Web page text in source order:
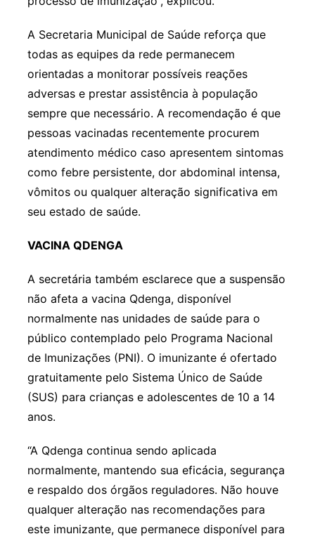
A Secretaria Municipal de Saúde reforça que
todas as equipes da rede permanecem
orientadas a monitorar possíveis reações
adversas e prestar assistência à população
sempre que necessário. A recomendação é que
pessoas vacinadas recentemente procurem
atendimento médico caso apresentem sintomas
como febre persistente, dor abdominal intensa,
vômitos ou qualquer alteração significativa em
seu estado de saúde.
VACINA QDENGA
A secretária também esclarece que a suspensão
não afeta a vacina Qdenga, disponível
normalmente nas unidades de saúde para o
público contemplado pelo Programa Nacional
de Imunizações (PNI). O imunizante é ofertado
gratuitamente pelo Sistema Único de Saúde
(SUS) para crianças e adolescentes de 10 a 14
anos.
“A Qdenga continua sendo aplicada
normalmente, mantendo sua eficácia, segurança
e respaldo dos órgãos reguladores. Não houve
qualquer alteração nas recomendações para
este imunizante, que permanece disponível para